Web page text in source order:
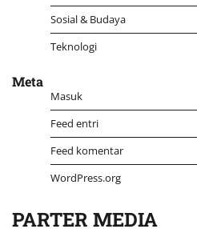
Sosial & Budaya
Teknologi
Meta
Masuk
Feed entri
Feed komentar
WordPress.org
PARTER MEDIA